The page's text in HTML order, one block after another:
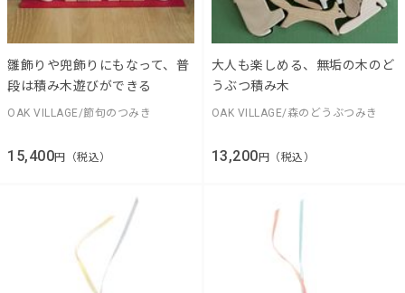
雛飾りや兜飾りにもなって、普
段は積み木遊びができる
OAK VILLAGE/節句のつみき
15,400円（税込）
大人も楽しめる、無垢の木のど
うぶつ積み木
OAK VILLAGE/森のどうぶつみき
13,200円（税込）